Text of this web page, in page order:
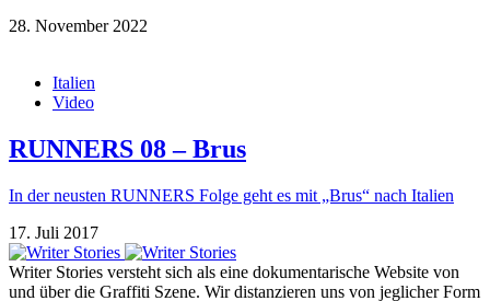
28. November 2022
Italien
Video
RUNNERS 08 – Brus
In der neusten RUNNERS Folge geht es mit „Brus“ nach Italien
17. Juli 2017
Writer Stories versteht sich als eine dokumentarische Website von
und über die Graffiti Szene. Wir distanzieren uns von jeglicher Form